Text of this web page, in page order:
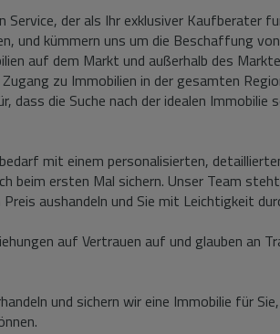
der als Ihr exklusiver Kaufberater
und kümmern uns um die Beschaffung
auf dem Markt und außerhalb des
zu Immobilien in der gesamten
dass die Suche nach der idealen
mit einem personalisierten,
beim ersten Mal sichern. Unser Team
aushandeln und Sie mit Leichtigkeit
auf Vertrauen auf und glauben an
und sichern wir eine Immobilie für